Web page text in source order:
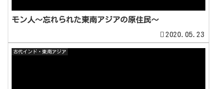
モン人～忘れられた東南アジアの原住民～
2020.05.23
古代インド・東南アジア